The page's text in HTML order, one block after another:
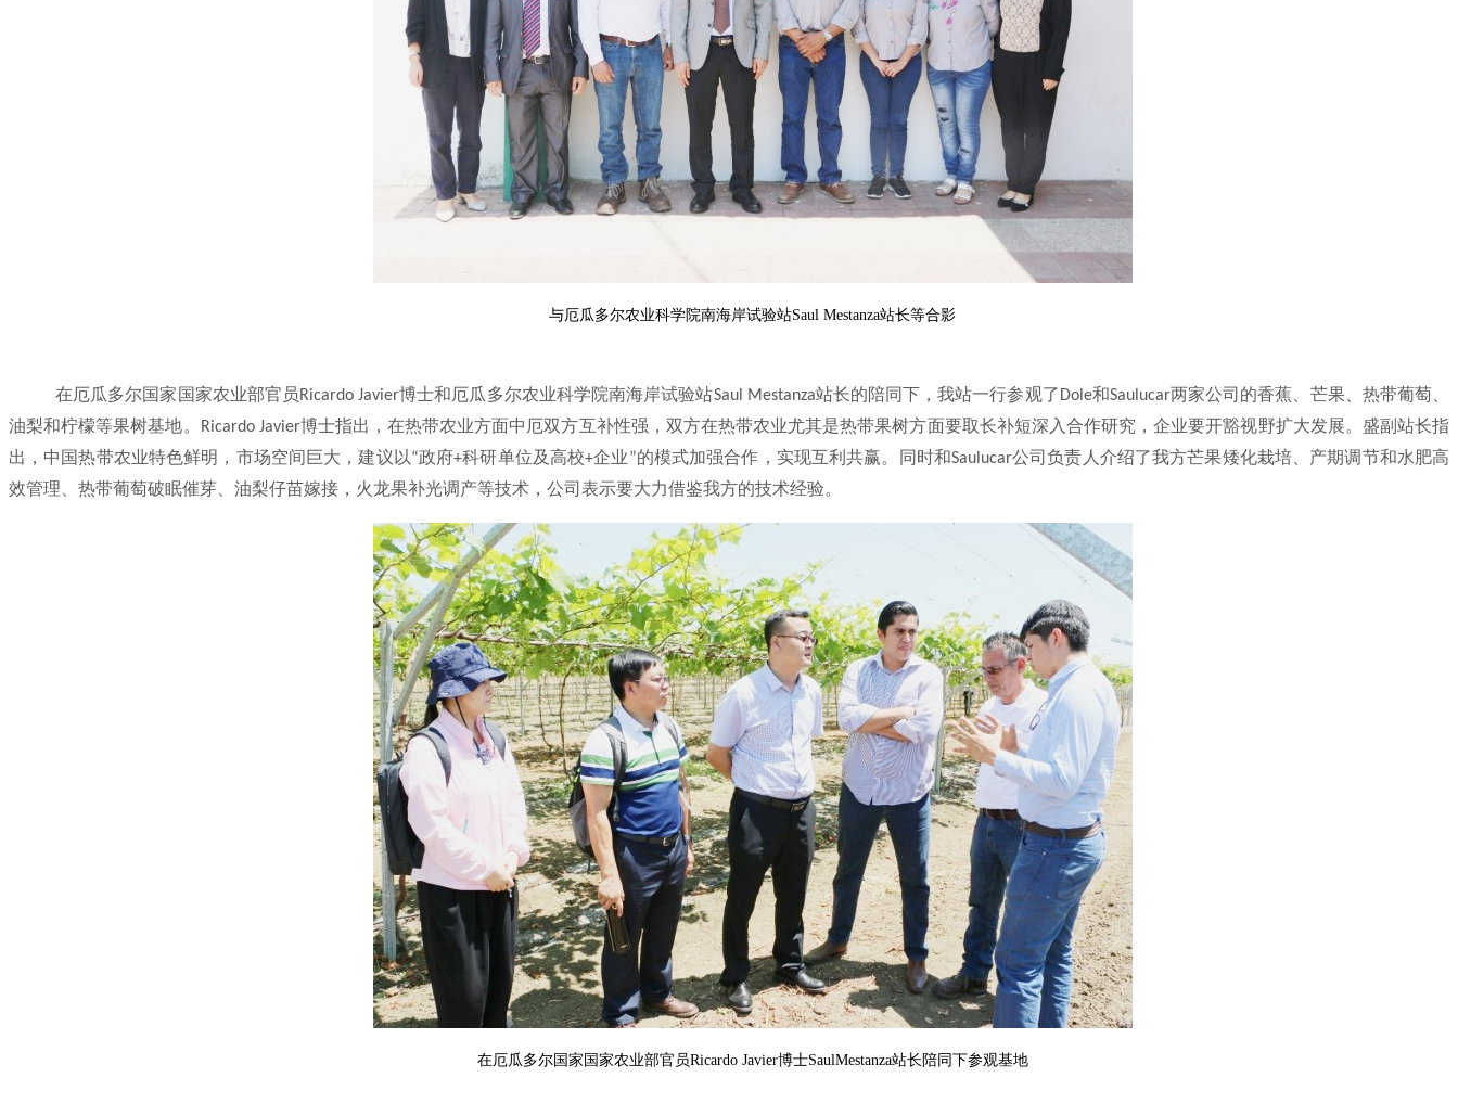
与厄瓜多尔农业科学院南海岸试验站Saul Mestanza站长等合影
在厄瓜多尔国家国家农业部官员 Ricardo Javier博士和厄瓜多尔农业科学院南海岸试验站Saul Mestanza站长的陪同下，我站一行参观了 Dole和Saulucar两家公司的香蕉、芒果、热带葡萄、
油梨和柠檬等果树基地。
Ricardo Javier博士指出，在热带农业方面中厄双方互补性强，双方在热带农业尤其是热带果树方面要取长补短深入合作研究，企业要开豁视野扩大发展。盛副站长指
出，中国热带农业特色鲜明，市场空间巨大，建议以“政府+科研单位及高校+企业”的模式加强合作，实现互利共赢。同时和Saulucar公司负责人介绍了我方芒果矮化栽培、产期调节和水肥高
效管理、热带葡萄破眠催芽、油梨仔苗嫁接，火龙果补光调产等技术，公司表示要大力借鉴我方的技术经验。
在厄瓜多尔国家国家农业部官员Ricardo Javier博士SaulMestanza站长陪同下参观基地